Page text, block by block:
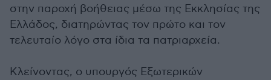
στην παροχή βοήθειας μέσω της Εκκλησίας της
Ελλάδος, διατηρώντας τον πρώτο και τον
τελευταίο λόγο στα ίδια τα πατριαρχεία.
Κλείνοντας, ο υπουργός Εξωτερικών